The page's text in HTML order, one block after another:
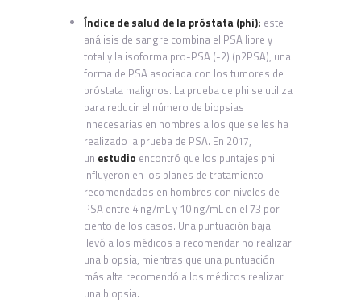
Índice de salud de la próstata (phi): este
análisis de sangre combina el PSA libre y
total y la isoforma pro-PSA (-2) (p2PSA), una
forma de PSA asociada con los tumores de
próstata malignos. La prueba de phi se utiliza
para reducir el número de biopsias
innecesarias en hombres a los que se les ha
realizado la prueba de PSA. En 2017,
un estudio encontró que los puntajes phi
influyeron en los planes de tratamiento
recomendados en hombres con niveles de
PSA entre 4 ng/mL y 10 ng/mL en el 73 por
ciento de los casos. Una puntuación baja
llevó a los médicos a recomendar no realizar
una biopsia, mientras que una puntuación
más alta recomendó a los médicos realizar
una biopsia.